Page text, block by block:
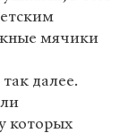
мячики
далее.
которых